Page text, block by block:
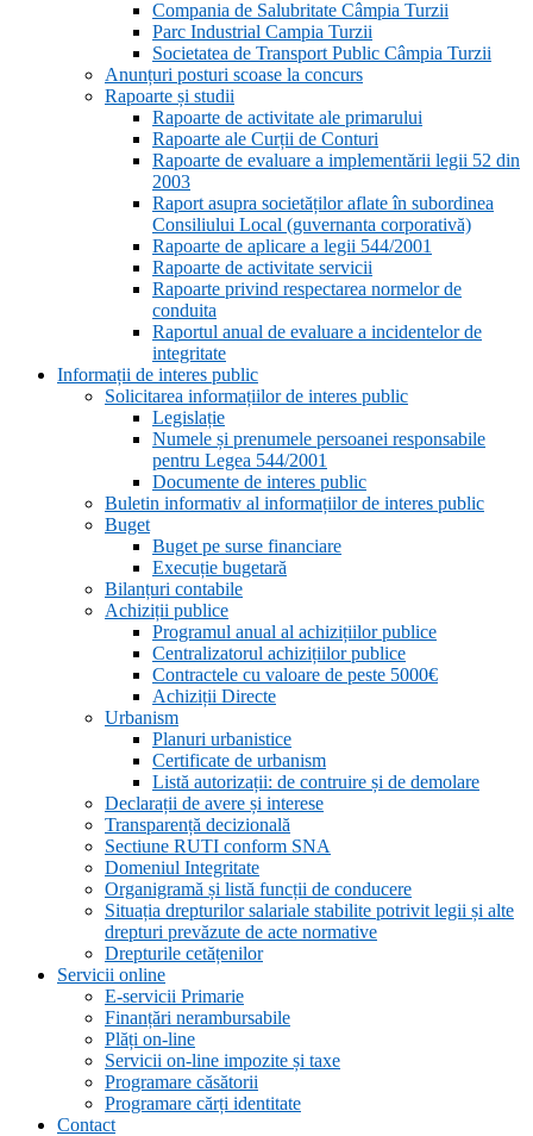
Compania de Salubritate Câmpia Turzii
Parc Industrial Campia Turzii
Societatea de Transport Public Câmpia Turzii
Anunțuri posturi scoase la concurs
Rapoarte și studii
Rapoarte de activitate ale primarului
Rapoarte ale Curții de Conturi
Rapoarte de evaluare a implementării legii 52 din
2003
Raport asupra societăților aflate în subordinea
Consiliului Local (guvernanta corporativă)
Rapoarte de aplicare a legii 544/2001
Rapoarte de activitate servicii
Rapoarte privind respectarea normelor de
conduita
Raportul anual de evaluare a incidentelor de
integritate
Informații de interes public
Solicitarea informațiilor de interes public
Legislație
Numele și prenumele persoanei responsabile
pentru Legea 544/2001
Documente de interes public
Buletin informativ al informațiilor de interes public
Buget
Buget pe surse financiare
Execuție bugetară
Bilanțuri contabile
Achiziții publice
Programul anual al achizițiilor publice
Centralizatorul achizițiilor publice
Contractele cu valoare de peste 5000€
Achiziții Directe
Urbanism
Planuri urbanistice
Certificate de urbanism
Listă autorizații: de contruire și de demolare
Declarații de avere și interese
Transparență decizională
Sectiune RUTI conform SNA
Domeniul Integritate
Organigramă și listă funcții de conducere
Situația drepturilor salariale stabilite potrivit legii și alte
drepturi prevăzute de acte normative
Drepturile cetățenilor
Servicii online
E-servicii Primarie
Finanțări nerambursabile
Plăți on-line
Servicii on-line impozite și taxe
Programare căsătorii
Programare cărți identitate
Contact